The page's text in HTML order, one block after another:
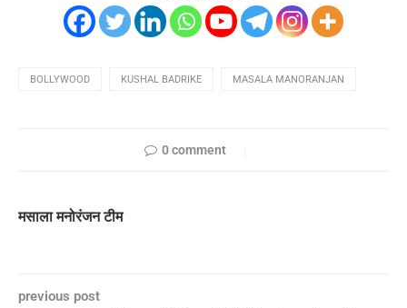
BOLLYWOOD KUSHAL BADRIKE MASALA MANORANJAN
0 comment
मसाला मनोरंजन टीम
previous post